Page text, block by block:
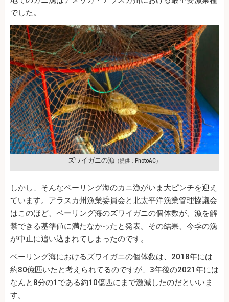
でした。
ズワイガニの漁 （提供：PhotoAC）
しかし、そんなベーリング海のカニ漁がいま大ピンチを迎え
ています。アラスカ州漁業委員会と北太平洋漁業管理協議会
はこのほど、ベーリング海のズワイガニの個体数が、漁を解
禁できる基準値に満たなかったと発表。その結果、今季の漁
が中止に追い込まれてしまったのです。
ベーリング海におけるズワイガニの個体数は、2018年には
約80億匹いたと考えられてるのですが、3年後の2021年には
なんと8分の1である約10億匹にまで激減したのだといいま
す。